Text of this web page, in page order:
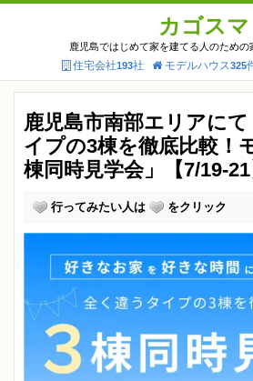
カゴスマ
鹿児島ではじめて家を建てる人のための
住宅会社193社 モデルハウス325
鹿児島市南部エリアに
イプの3棟を徹底比較！
棟同時見学会」【7/19-21
行ってみたい人は をクリック